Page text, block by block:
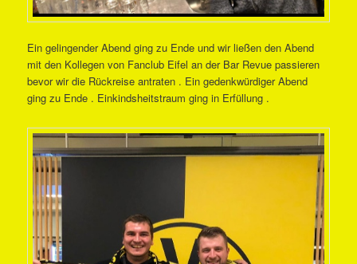
Ein gelingender Abend ging zu Ende und wir ließen den Abend
mit den Kollegen von Fanclub Eifel an der Bar Revue passieren
bevor wir die Rückreise antraten . Ein gedenkwürdiger Abend
ging zu Ende . Einkindsheitstraum ging in Erfüllung .